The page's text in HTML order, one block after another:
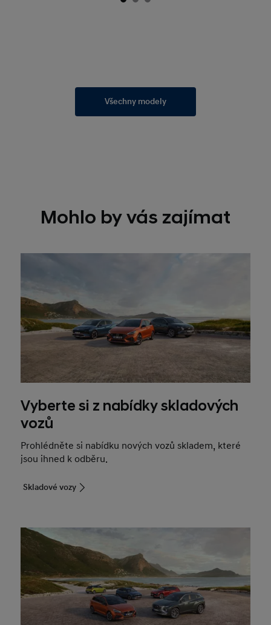
Všechny modely
Mohlo by vás zajímat
Vyberte si z nabídky skladových
vozů
Prohlédněte si nabídku nových vozů skladem, které
jsou ihned k odběru.
Skladové vozy